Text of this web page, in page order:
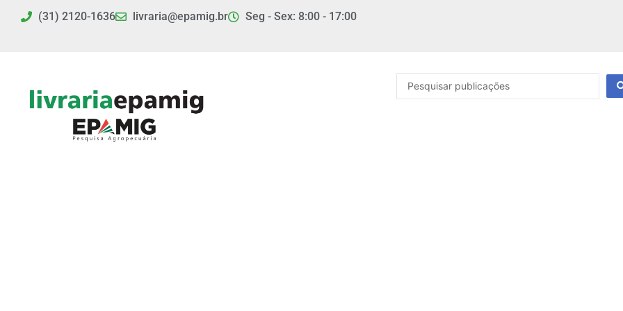
(31) 2120-1636 livraria@epamig.br Seg - Sex: 8:00 - 17:00
Pesquisar
...